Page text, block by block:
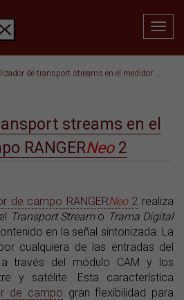
de transport streams en el medidor de campo RANGER
streams en el
RANGERNeo2
de campo RANGERNeo2 realiza
Transport Streamo Trama Digital
en la señal sintonizada. La
cualquiera de las entradas del
a través del módulo CAM y los
y satélite. Esta característica
de campo gran flexibilidad para